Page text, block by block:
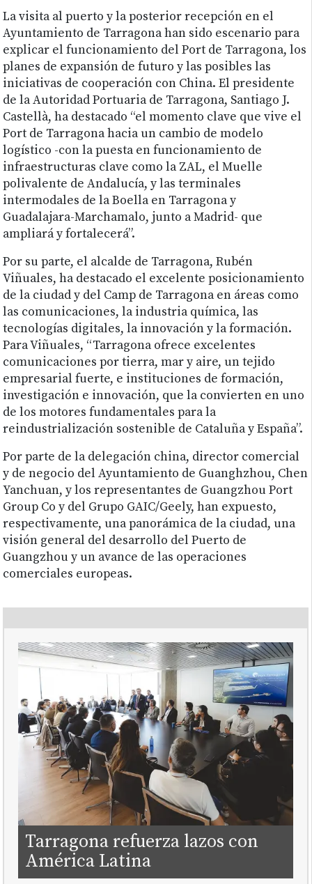
La visita al puerto y la posterior recepción en el
Ayuntamiento de Tarragona han sido escenario para
explicar el funcionamiento del Port de Tarragona, los
planes de expansión de futuro y las posibles las
iniciativas de cooperación con China. El presidente
de la Autoridad Portuaria de Tarragona, Santiago J.
Castellà, ha destacado “el momento clave que vive el
Port de Tarragona hacia un cambio de modelo
logístico -con la puesta en funcionamiento de
infraestructuras clave como la ZAL, el Muelle
polivalente de Andalucía, y las terminales
intermodales de la Boella en Tarragona y
Guadalajara-Marchamalo, junto a Madrid- que
ampliará y fortalecerá”.
Por su parte, el alcalde de Tarragona, Rubén
Viñuales, ha destacado el excelente posicionamiento
de la ciudad y del Camp de Tarragona en áreas como
las comunicaciones, la industria química, las
tecnologías digitales, la innovación y la formación.
Para Viñuales, “Tarragona ofrece excelentes
comunicaciones por tierra, mar y aire, un tejido
empresarial fuerte, e instituciones de formación,
investigación e innovación, que la convierten en uno
de los motores fundamentales para la
reindustrialización sostenible de Cataluña y España”.
Por parte de la delegación china, director comercial
y de negocio del Ayuntamiento de Guanghzhou, Chen
Yanchuan, y los representantes de Guangzhou Port
Group Co y del Grupo GAIC/Geely, han expuesto,
respectivamente, una panorámica de la ciudad, una
visión general del desarrollo del Puerto de
Guangzhou y un avance de las operaciones
comerciales europeas.
Tarragona refuerza lazos con
América Latina